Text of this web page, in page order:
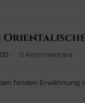
|
0 Kommentare
fanden Erwähnung